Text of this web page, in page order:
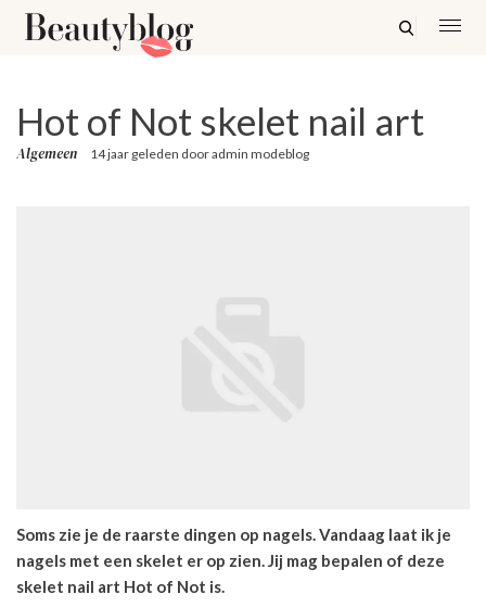
Hot of Not skelet nail art
Algemeen 14 jaar geleden dooradmin modeblog
Soms zie je de raarste dingen op nagels. Vandaag laat ik je
nagels met een skelet er op zien. Jij mag bepalen of deze
skelet nail art Hot of Not is.